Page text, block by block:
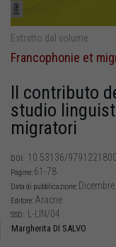
Estratto dal volume
Francophonie et
Il contributo
studio
migratori
DOI: 10.53136/
Pagine: 61-78
Data di pubblicazione:
Editore: Aracne
SSD: L-LIN/04
Margherita DI SALVO